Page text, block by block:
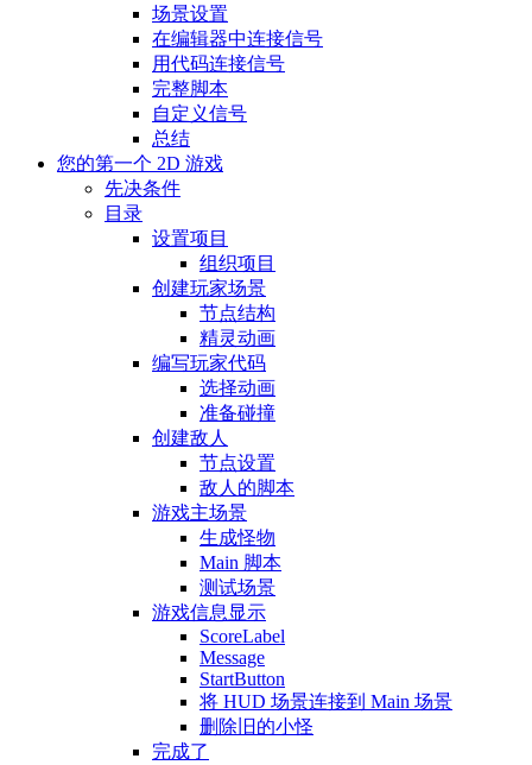
场景设置
在编辑器中连接信号
用代码连接信号
完整脚本
自定义信号
总结
您的第一个 2D 游戏
先决条件
目录
设置项目
组织项目
创建玩家场景
节点结构
精灵动画
编写玩家代码
选择动画
准备碰撞
创建敌人
节点设置
敌人的脚本
游戏主场景
生成怪物
Main 脚本
测试场景
游戏信息显示
ScoreLabel
Message
StartButton
将 HUD 场景连接到 Main 场景
删除旧的小怪
完成了